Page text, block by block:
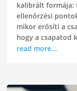
kalibrált formája:
ellenőrzési
mikor erősíti a
hogy a csapatod
read more...